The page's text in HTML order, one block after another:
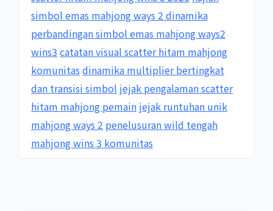
simbol emas mahjong ways 2 dinamika
perbandingan simbol emas mahjong ways2
wins3 catatan visual scatter hitam mahjong
komunitas dinamika multiplier bertingkat
dan transisi simbol jejak pengalaman scatter
hitam mahjong pemain jejak runtuhan unik
mahjong ways 2 penelusuran wild tengah
mahjong wins 3 komunitas